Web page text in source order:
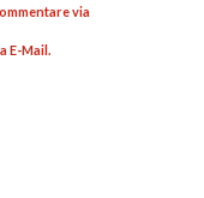
via
E-Mail.